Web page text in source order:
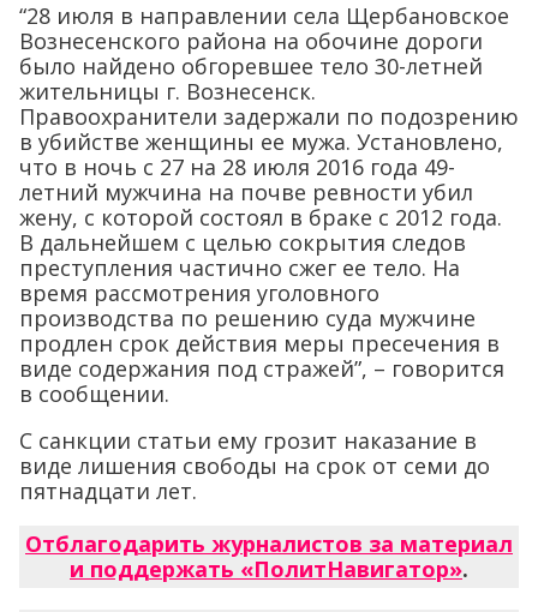
“28 июля в направлении села Щербановское
Вознесенского района на обочине дороги
было найдено обгоревшее тело 30-летней
жительницы г. Вознесенск.
Правоохранители задержали по подозрению
в убийстве женщины ее мужа. Установлено,
что в ночь с 27 на 28 июля 2016 года 49-
летний мужчина на почве ревности убил
жену, с которой состоял в браке с 2012 года.
В дальнейшем с целью сокрытия следов
преступления частично сжег ее тело. На
время рассмотрения уголовного
производства по решению суда мужчине
продлен срок действия меры пресечения в
виде содержания под стражей”, – говорится
в сообщении.
С санкции статьи ему грозит наказание в
виде лишения свободы на срок от семи до
пятнадцати лет.
Отблагодарить журналистов за материал
и поддержать «ПолитНавигатор».